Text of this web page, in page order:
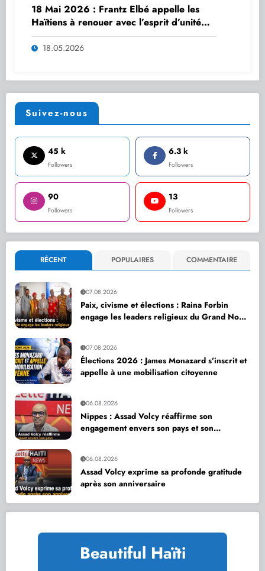
18 Mai 2026 : Frantz Elbé appelle les
Haïtiens à renouer avec l’esprit d’unité
des ancêtres
18.05.2026
Suivez-nous
45 k
Followers
6.3 k
Followers
90
Followers
13
Followers
RÉCENT POPULAIRES COMMENTAIRE
07.08.2026
Paix, civisme et élections : Raina Forbin
engage les leaders religieux du Grand Nord
07.08.2026
Élections 2026 : James Monazard s’inscrit et
appelle à une mobilisation citoyenne
06.08.2026
Nippes : Assad Volcy réaffirme son
engagement envers son pays et son
06.08.2026
Assad Volcy exprime sa profonde gratitude
après son anniversaire
Beautiful Haïti